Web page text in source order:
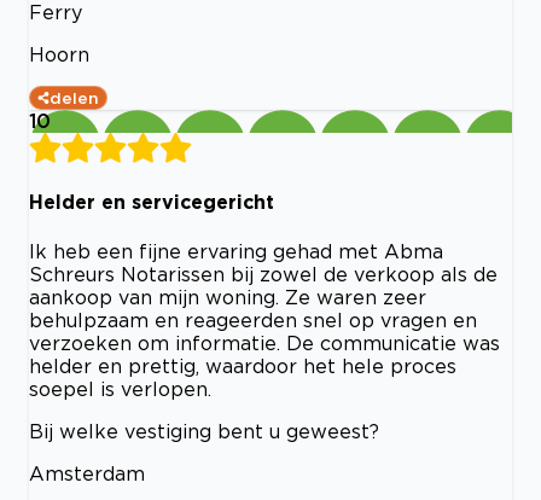
Ferry
Hoorn
delen
10
Helder en servicegericht
Ik heb een fijne ervaring gehad met Abma
Schreurs Notarissen bij zowel de verkoop als de
aankoop van mijn woning. Ze waren zeer
behulpzaam en reageerden snel op vragen en
verzoeken om informatie. De communicatie was
helder en prettig, waardoor het hele proces
soepel is verlopen.
Bij welke vestiging bent u geweest?
Amsterdam